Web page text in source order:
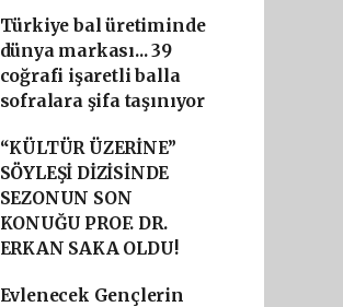
Türkiye bal üretiminde
dünya markası... 39
coğrafi işaretli balla
sofralara şifa taşınıyor
“KÜLTÜR ÜZERİNE”
SÖYLEŞİ DİZİSİNDE
SEZONUN SON
KONUĞU PROF. DR.
ERKAN SAKA OLDU!
Evlenecek Gençlerin